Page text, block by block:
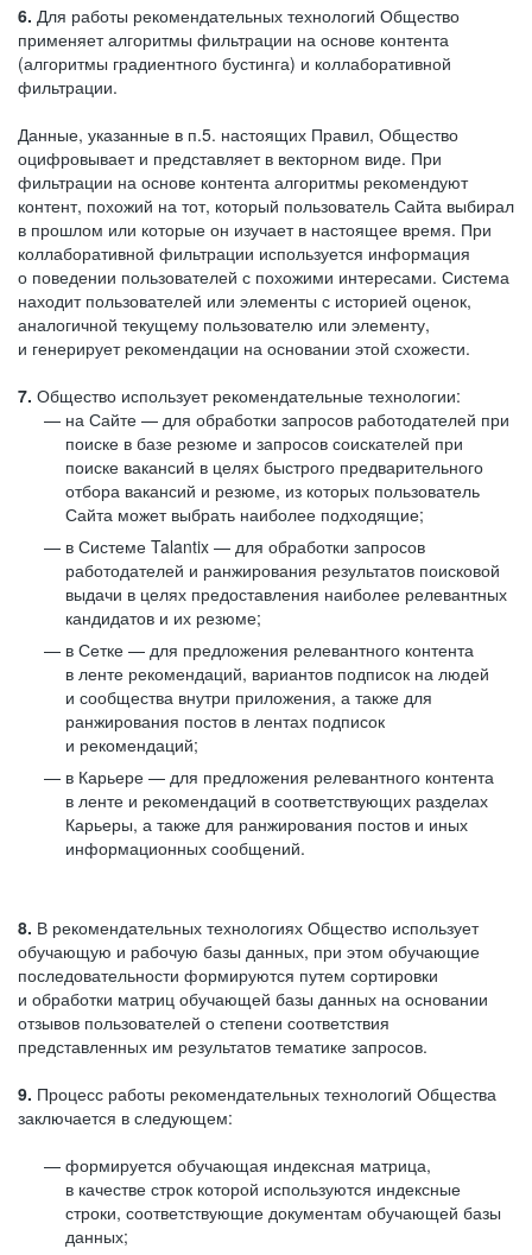
6. Для работы рекомендательных технологий Общество
применяет алгоритмы фильтрации на основе контента
(алгоритмы градиентного бустинга) и коллаборативной
фильтрации.
Данные, указанные в п.5. настоящих Правил, Общество
оцифровывает и представляет в векторном виде. При
фильтрации на основе контента алгоритмы рекомендуют
контент, похожий на тот, который пользователь Сайта выбирал
в прошлом или которые он изучает в настоящее время. При
коллаборативной фильтрации используется информация
о поведении пользователей с похожими интересами. Система
находит пользователей или элементы с историей оценок,
аналогичной текущему пользователю или элементу,
и генерирует рекомендации на основании этой схожести.
7. Общество использует рекомендательные технологии:
на Сайте — для обработки запросов работодателей при
поиске в базе резюме и запросов соискателей при
поиске вакансий в целях быстрого предварительного
отбора вакансий и резюме, из которых пользователь
Сайта может выбрать наиболее подходящие;
в Системе Talantix — для обработки запросов
работодателей и ранжирования результатов поисковой
выдачи в целях предоставления наиболее релевантных
кандидатов и их резюме;
в Сетке — для предложения релевантного контента
в ленте рекомендаций, вариантов подписок на людей
и сообщества внутри приложения, а также для
ранжирования постов в лентах подписок
и рекомендаций;
в Карьере — для предложения релевантного контента
в ленте и рекомендаций в соответствующих разделах
Карьеры, а также для ранжирования постов и иных
информационных сообщений.
8. В рекомендательных технологиях Общество использует
обучающую и рабочую базы данных, при этом обучающие
последовательности формируются путем сортировки
и обработки матриц обучающей базы данных на основании
отзывов пользователей о степени соответствия
представленных им результатов тематике запросов.
9. Процесс работы рекомендательных технологий Общества
заключается в следующем:
формируется обучающая индексная матрица,
в качестве строк которой используются индексные
строки, соответствующие документам обучающей базы
данных;